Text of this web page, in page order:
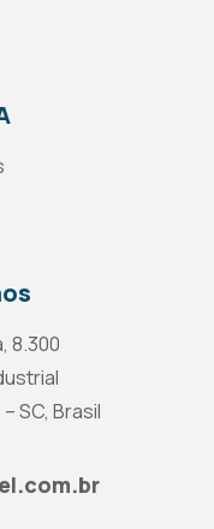
8.300
SC, Brasil